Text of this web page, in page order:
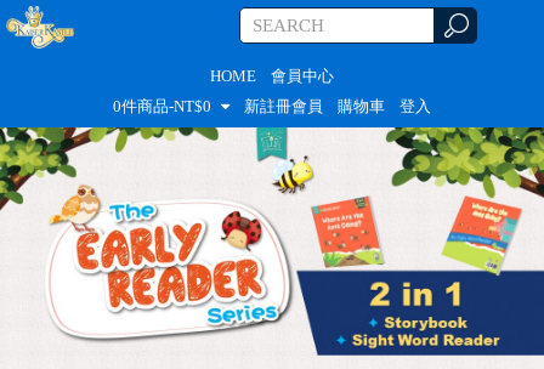
HOME
會員中心
0件商品-NT$0 新註冊會員 購物車 登入